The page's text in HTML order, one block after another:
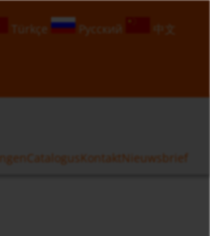
Türkçe Русский
中文
CatalogusKontaktNieuwsbrief